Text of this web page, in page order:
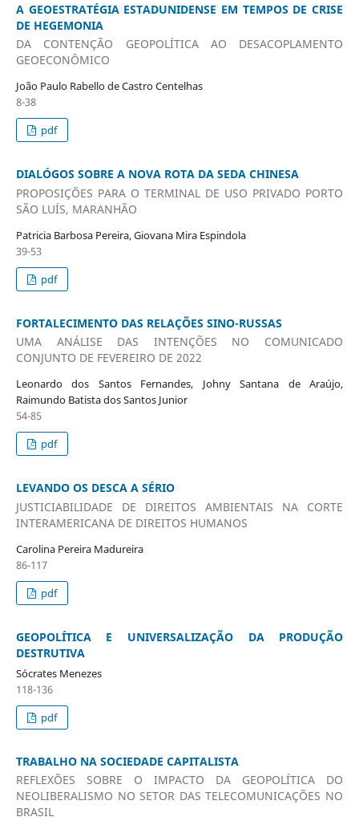
A GEOESTRATÉGIA ESTADUNIDENSE EM TEMPOS DE CRISE
DE HEGEMONIA
DA CONTENÇÃO GEOPOLÍTICA AO DESACOPLAMENTO
GEOECONÔMICO
João Paulo Rabello de Castro Centelhas
8-38
pdf
DIALÓGOS SOBRE A NOVA ROTA DA SEDA CHINESA
PROPOSIÇÕES PARA O TERMINAL DE USO PRIVADO PORTO
SÃO LUÍS, MARANHÃO
Patricia Barbosa Pereira, Giovana Mira Espindola
39-53
pdf
FORTALECIMENTO DAS RELAÇÕES SINO-RUSSAS
UMA ANÁLISE DAS INTENÇÕES NO COMUNICADO
CONJUNTO DE FEVEREIRO DE 2022
Leonardo dos Santos Fernandes, Johny Santana de Araújo,
Raimundo Batista dos Santos Junior
54-85
pdf
LEVANDO OS DESCA A SÉRIO
JUSTICIABILIDADE DE DIREITOS AMBIENTAIS NA CORTE
INTERAMERICANA DE DIREITOS HUMANOS
Carolina Pereira Madureira
86-117
pdf
GEOPOLÍTICA E UNIVERSALIZAÇÃO DA PRODUÇÃO
DESTRUTIVA
Sócrates Menezes
118-136
pdf
TRABALHO NA SOCIEDADE CAPITALISTA
REFLEXÕES SOBRE O IMPACTO DA GEOPOLÍTICA DO
NEOLIBERALISMO NO SETOR DAS TELECOMUNICAÇÕES NO
BRASIL